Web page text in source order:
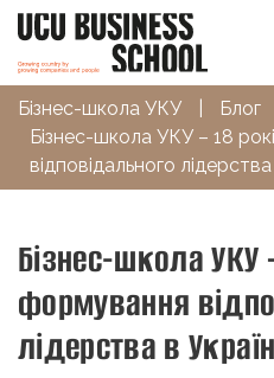
Бізнес-школа УКУ Блог
Бізнес-школа УКУ – 18
відповідального лідерства
Бізнес-школа УКУ
формування
лідерства в